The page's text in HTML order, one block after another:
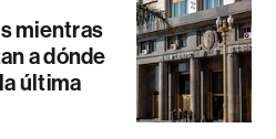
mientras
a dónde
última